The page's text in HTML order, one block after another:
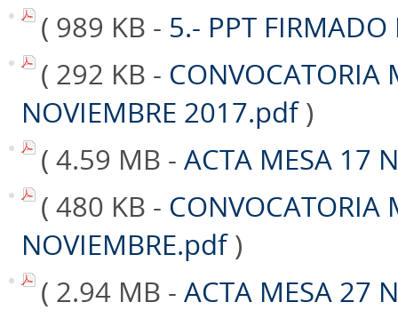
( 989 KB - 5.- PPT
( 292 KB - CONVOCATORIA
NOVIEMBRE 2017.pdf)
( 4.59 MB - ACTA MESA 17
( 480 KB - CONVOCATORIA
NOVIEMBRE.pdf)
( 2.94 MB - ACTA MESA 27